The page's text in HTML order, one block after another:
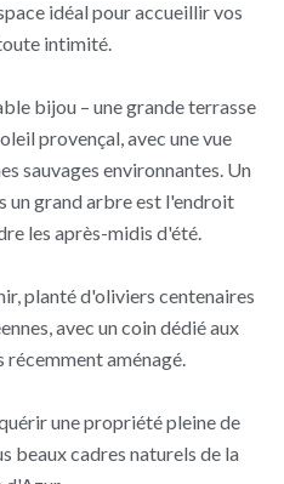
idéal pour accueillir vos
intimité.
bijou – une grande terrasse
provençal, avec une vue
sauvages environnantes. Un
un grand arbre est l'endroit
les après-midis d'été.
planté d'oliviers centenaires
avec un coin dédié aux
aménagé.
une propriété pleine de
beaux cadres naturels de la